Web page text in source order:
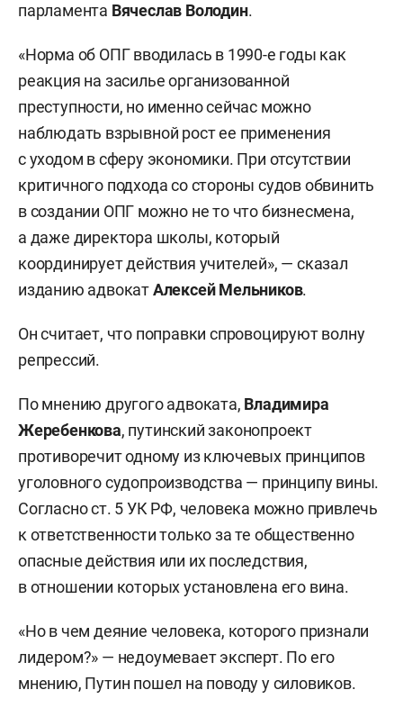
парламента Вячеслав Володин.
«Норма об ОПГ вводилась в 1990-е годы как
реакция на засилье организованной
преступности, но именно сейчас можно
наблюдать взрывной рост ее применения
с уходом в сферу экономики. При отсутствии
критичного подхода со стороны судов обвинить
в создании ОПГ можно не то что бизнесмена,
а даже директора школы, который
координирует действия учителей», — сказал
изданию адвокатАлексей Мельников.
Он считает, что поправки спровоцируют волну
репрессий.
По мнению другого адвоката, Владимира
Жеребенкова, путинский законопроект
противоречит одному из ключевых принципов
уголовного судопроизводства — принципу вины.
Согласно ст. 5 УК РФ, человека можно привлечь
к ответственности только за те общественно
опасные действия или их последствия,
в отношении которых установлена его вина.
«Но в чем деяние человека, которого признали
лидером?» — недоумевает эксперт. По его
мнению, Путин пошел на поводу у силовиков.